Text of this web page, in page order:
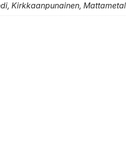
Kirkkaanpunainen,